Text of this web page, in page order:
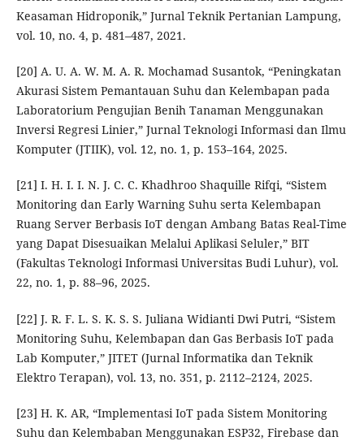
Keasaman Hidroponik,” Jurnal Teknik Pertanian Lampung,
vol. 10, no. 4, p. 481–487, 2021.
[20] A. U. A. W. M. A. R. Mochamad Susantok, “Peningkatan
Akurasi Sistem Pemantauan Suhu dan Kelembapan pada
Laboratorium Pengujian Benih Tanaman Menggunakan
Inversi Regresi Linier,” Jurnal Teknologi Informasi dan Ilmu
Komputer (JTIIK), vol. 12, no. 1, p. 153–164, 2025.
[21] I. H. I. I. N. J. C. C. Khadhroo Shaquille Rifqi, “Sistem
Monitoring dan Early Warning Suhu serta Kelembapan
Ruang Server Berbasis IoT dengan Ambang Batas Real-Time
yang Dapat Disesuaikan Melalui Aplikasi Seluler,” BIT
(Fakultas Teknologi Informasi Universitas Budi Luhur), vol.
22, no. 1, p. 88–96, 2025.
[22] J. R. F. L. S. K. S. S. Juliana Widianti Dwi Putri, “Sistem
Monitoring Suhu, Kelembapan dan Gas Berbasis IoT pada
Lab Komputer,” JITET (Jurnal Informatika dan Teknik
Elektro Terapan), vol. 13, no. 351, p. 2112–2124, 2025.
[23] H. K. AR, “Implementasi IoT pada Sistem Monitoring
Suhu dan Kelembaban Menggunakan ESP32, Firebase dan